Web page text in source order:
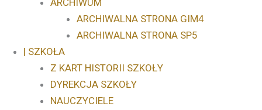
ARCHIWALNA STRONA GIM4
ARCHIWALNA STRONA SP5
| SZKOŁA
Z KART HISTORII SZKOŁY
DYREKCJA SZKOŁY
NAUCZYCIELE